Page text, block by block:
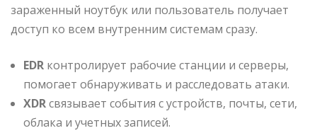
зараженный ноутбук или пользователь получает
доступ ко всем внутренним системам сразу.
EDR контролирует рабочие станции и серверы,
помогает обнаруживать и расследовать атаки.
XDRсвязывает события с устройств, почты, сети,
облака и учетных записей.